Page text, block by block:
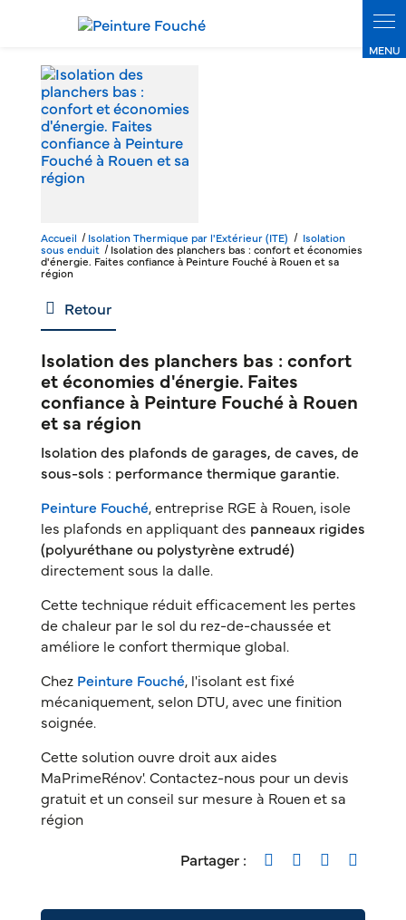
Accueil Isolation Thermique par l'Extérieur (ITE)
Isolation
sous enduit
Isolation des planchers bas : confort et économies
d'énergie. Faites confiance à Peinture Fouché à Rouen et sa
région
Retour
Isolation des planchers bas : confort
et économies d'énergie. Faites
confiance à Peinture Fouché à Rouen
et sa région
Isolation des plafonds de garages, de caves, de
sous-sols : performance thermique garantie.
Peinture Fouché, entreprise RGE à Rouen, isole
les plafonds en appliquant des panneaux rigides
(polyuréthane ou polystyrène extrudé)
directement sous la dalle.
Cette technique réduit efficacement les pertes
de chaleur par le sol du rez-de-chaussée et
améliore le confort thermique global.
Chez Peinture Fouché, l'isolant est fixé
mécaniquement, selon DTU, avec une finition
soignée.
Cette solution ouvre droit aux aides
MaPrimeRénov'. Contactez-nous pour un devis
gratuit et un conseil sur mesure à Rouen et sa
région
Partager :